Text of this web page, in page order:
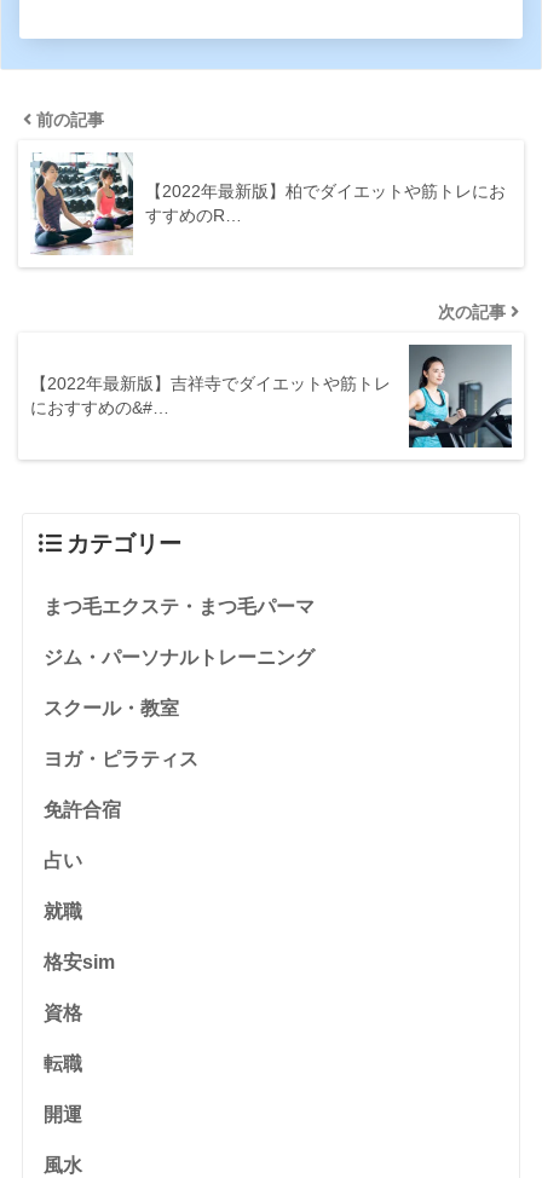
前の記事
【2022年最新版】柏でダイエットや筋トレにお
すすめのR…
次の記事
【2022年最新版】吉祥寺でダイエットや筋トレ
におすすめの&#…
カテゴリー
まつ毛エクステ・まつ毛パーマ
ジム・パーソナルトレーニング
スクール・教室
ヨガ・ピラティス
免許合宿
占い
就職
格安sim
資格
転職
開運
風水